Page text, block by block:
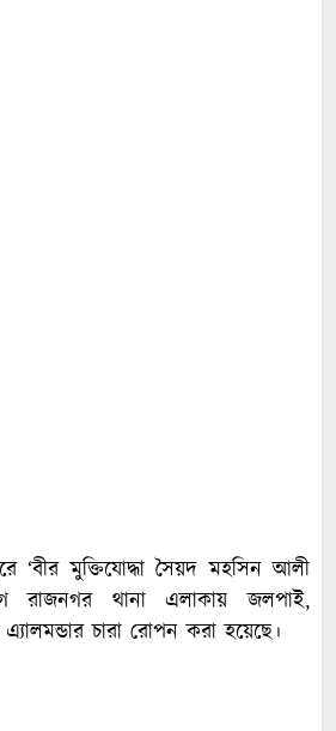
‘বীর মুক্তিযোদ্ধা সৈয়দ মহসিন আলী
রাজনগর থানা এলাকায় জলপাই,
চারা রোপন করা হয়েছে।